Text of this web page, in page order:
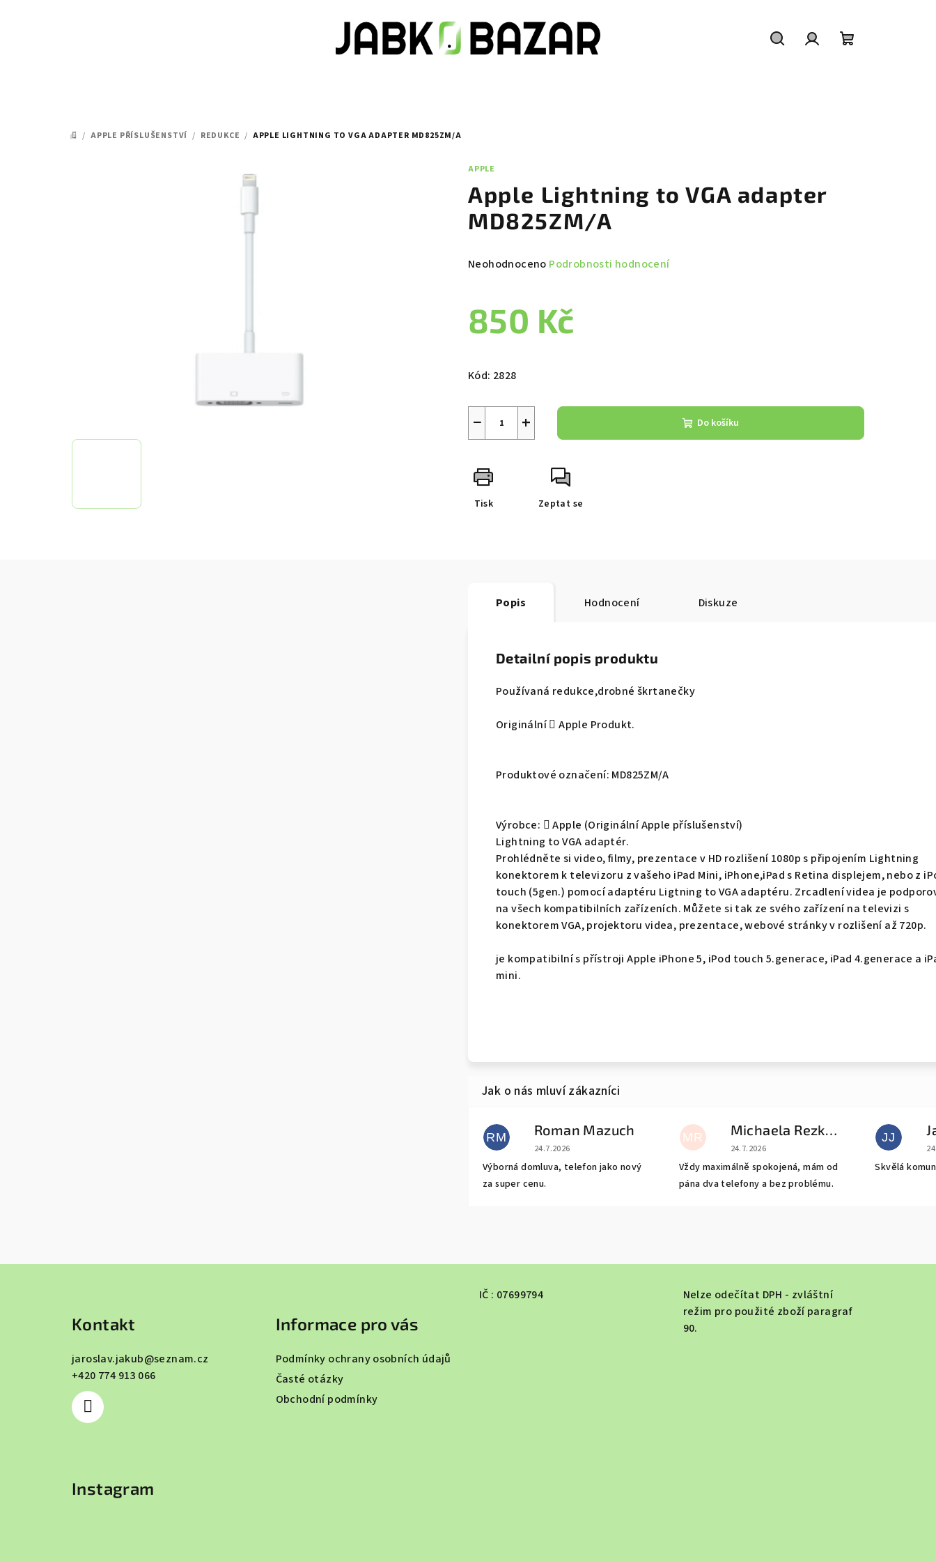
DOMŮ
/ APPLE PŘÍSLUŠENSTVÍ / REDUKCE / APPLE LIGHTNING TO VGA ADAPTER MD825ZM/A
APPLE
Apple Lightning to VGA adapter
MD825ZM/A
Průměrné
je
0,0
hvězdiček.
Neohodnoceno Podrobnosti hodnocení
850 Kč
cena:
Kód: 2828
+
− Do košíku
Tisk Zeptat se
Popis Hodnocení Diskuze
Detailní popis produktu
Používaná redukce,drobné škrtanečky
Originální  Apple Produkt.
Produktové označení: MD825ZM/A
Výrobce:  Apple (Originální Apple příslušenství)
Lightning to VGA adaptér.
Prohlédněte si video, filmy, prezentace v HD rozlišení 1080p s připojením Lightning
konektorem k televizoru z vašeho iPad Mini, iPhone,iPad s Retina displejem, nebo z
touch (5gen.) pomocí adaptéru Ligtning to VGA adaptéru. Zrcadlení videa je
na všech kompatibilních zařízeních. Můžete si tak ze svého zařízení na televizi s
konektorem VGA, projektoru videa, prezentace, webové stránky v rozlišení až 720p.
je kompatibilní s přístroji Apple iPhone 5, iPod touch 5.generace, iPad 4.generace a
mini.
RM Roman Mazuch
Hodnocení obchodu je 5 z 5 hvězdiček.
24.7.2026
Výborná domluva, telefon jako nový
za super cenu.
MR Michaela Rezková
Hodnocení obchodu je 5 z 5 hvězdiček.
24.7.2026
Vždy maximálně spokojená, mám od
pána dva telefony a bez problému.
JJ
Skvělá
Kontakt
jaroslav.jakub@seznam.cz
+420 774 913 066
Informace pro vás
Podmínky ochrany osobních údajů
Časté otázky
Obchodní podmínky
IČ : 07699794
Nelze odečítat DPH - zvláštní
režim pro použité zboží paragraf
90.
Instagram